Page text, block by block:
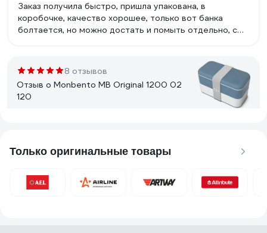
Заказ получила быстро, пришла упакована, в
коробочке, качество хорошее, только вот банка
болтается, но можно достать и помыть отдельно, с
8 отзывов
Отзыв о Monbento MB Original 1200 02
120
Красивый, практичный
73 отзыва
Только оригинальные товары